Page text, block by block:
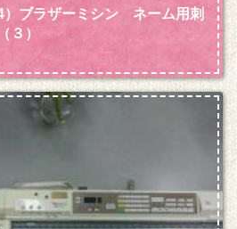
）ブラザーミシン ネーム用刺
３）